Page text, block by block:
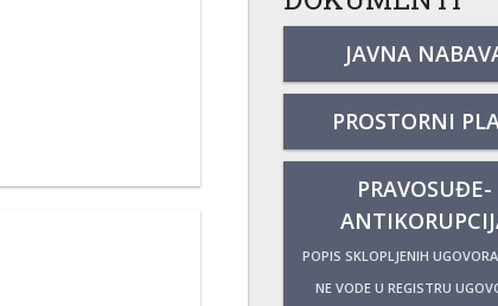
JAVNA
PROSTORNI
PRAVOSUĐE-
POPIS SKLOPLJENIH
NE VODE U REGISTRU